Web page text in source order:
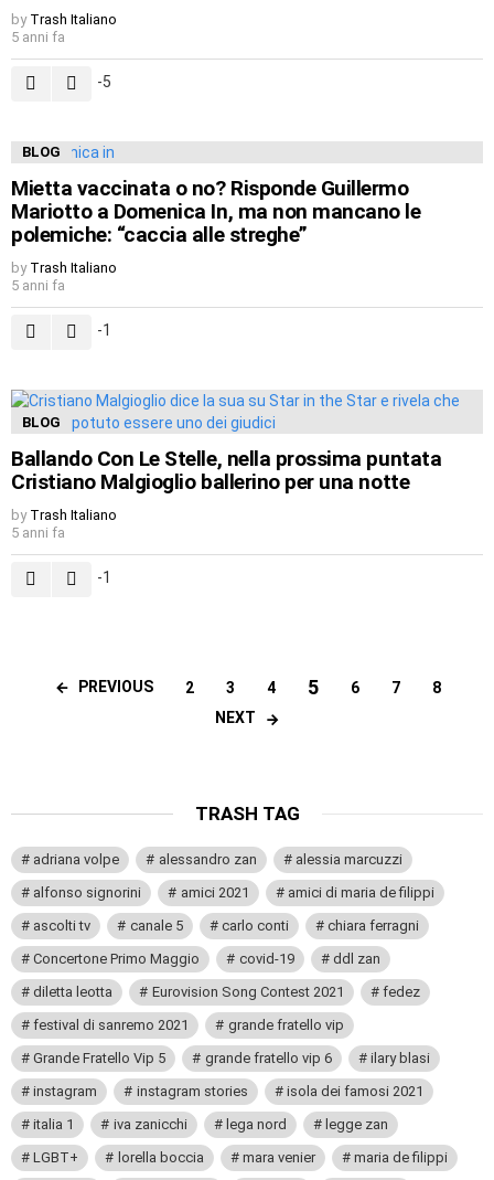
by Trash Italiano
5 anni fa
-5
BLOG
Mietta vaccinata o no? Risponde Guillermo
Mariotto a Domenica In, ma non mancano le
polemiche: “caccia alle streghe”
by Trash Italiano
5 anni fa
-1
BLOG
Ballando Con Le Stelle, nella prossima puntata
Cristiano Malgioglio ballerino per una notte
by Trash Italiano
5 anni fa
-1
PREVIOUS 2 3 4 5 6 7
8
NEXT
TRASH TAG
adriana volpe alessandro zan
alessia marcuzzi
alfonso signorini
amici 2021
amici di maria de filippi
ascolti tv
canale 5 carlo conti
chiara ferragni
Concertone Primo Maggio
covid-19
ddl zan
diletta leotta
Eurovision Song Contest 2021
fedez
festival di sanremo 2021
grande fratello vip
Grande Fratello Vip 5
grande fratello vip 6
ilary blasi
instagram
instagram stories
isola dei famosi 2021
italia 1
iva zanicchi lega nord
legge zan
LGBT+
lorella boccia mara venier maria de filippi